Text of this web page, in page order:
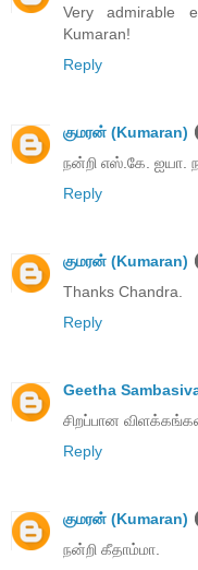
Very admirable
Kumaran!
Reply
குமரன் (Kumaran)
நன்றி எஸ்.கே. ஐயா.
Reply
குமரன் (Kumaran)
Thanks Chandra.
Reply
Geetha
சிறப்பான
Reply
குமரன் (Kumaran)
நன்றி கீதாம்மா.